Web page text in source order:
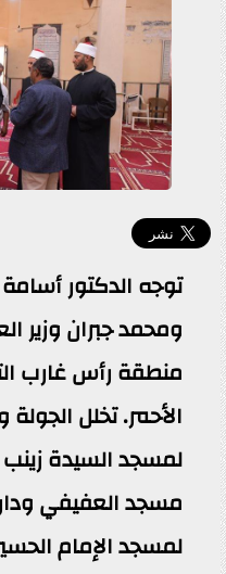
توجه الدكتور
ومحمد جبران وزير
منطقة رأس غارب
الأحمر. تخلل
لمسجد السيدة
مسجد العفيفي ودار
لمسجد الإمام